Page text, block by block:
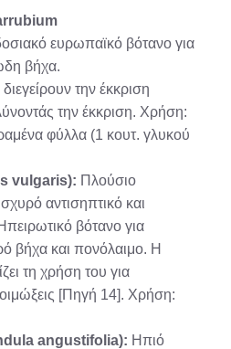
ευρωπαϊκό βότανο για
βήχα.
διεγείρουν την έκκριση
την έκκριση. Χρήση:
φύλλα (1 κουτ. γλυκού
vulgaris): Πλούσιο
αντισηπτικό και
βότανο για
βήχα και πονόλαιμο. Η
τη χρήση του για
[Πηγή 14]. Χρήση:
angustifolia): Ηπιό